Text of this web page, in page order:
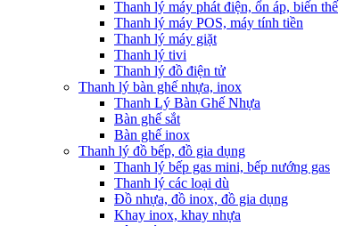
Thanh lý máy phát điện, ổn áp, biến thế
Thanh lý máy POS, máy tính tiền
Thanh lý máy giặt
Thanh lý tivi
Thanh lý đồ điện tử
Thanh lý bàn ghế nhựa, inox
Thanh Lý Bàn Ghế Nhựa
Bàn ghế sắt
Bàn ghế inox
Thanh lý đồ bếp, đồ gia dụng
Thanh lý bếp gas mini, bếp nướng gas
Thanh lý các loại dù
Đồ nhựa, đồ inox, đồ gia dụng
Khay inox, khay nhựa